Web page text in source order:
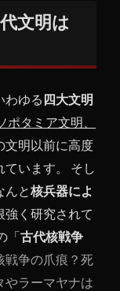
文明は
わゆる 四大文明
タミア文明、
文明以前に高度
います。 そし
んと核兵器によ
強く研究されて
「古代核戦争
戦争の爪痕？死
やラーマヤナは